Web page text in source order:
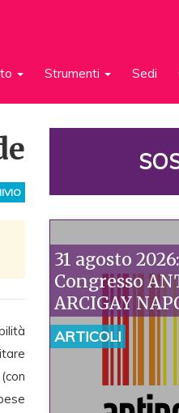
Strumenti Sedi
31 agosto
Congresso
ARCIGAY
ARTICOLI